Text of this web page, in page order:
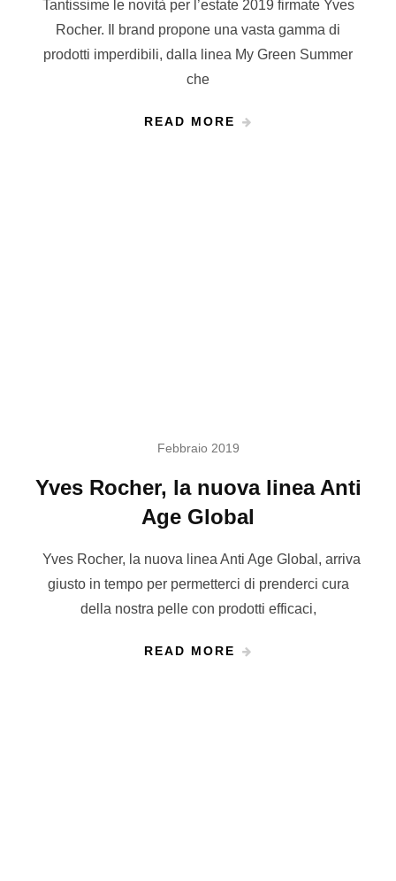
Tantissime le novità per l’estate 2019 firmate Yves
Rocher. Il brand propone una vasta gamma di
prodotti imperdibili, dalla linea My Green Summer
che
READ MORE
Febbraio 2019
Yves Rocher, la nuova linea Anti
Age Global
Yves Rocher, la nuova linea Anti Age Global, arriva
giusto in tempo per permetterci di prenderci cura
della nostra pelle con prodotti efficaci,
READ MORE